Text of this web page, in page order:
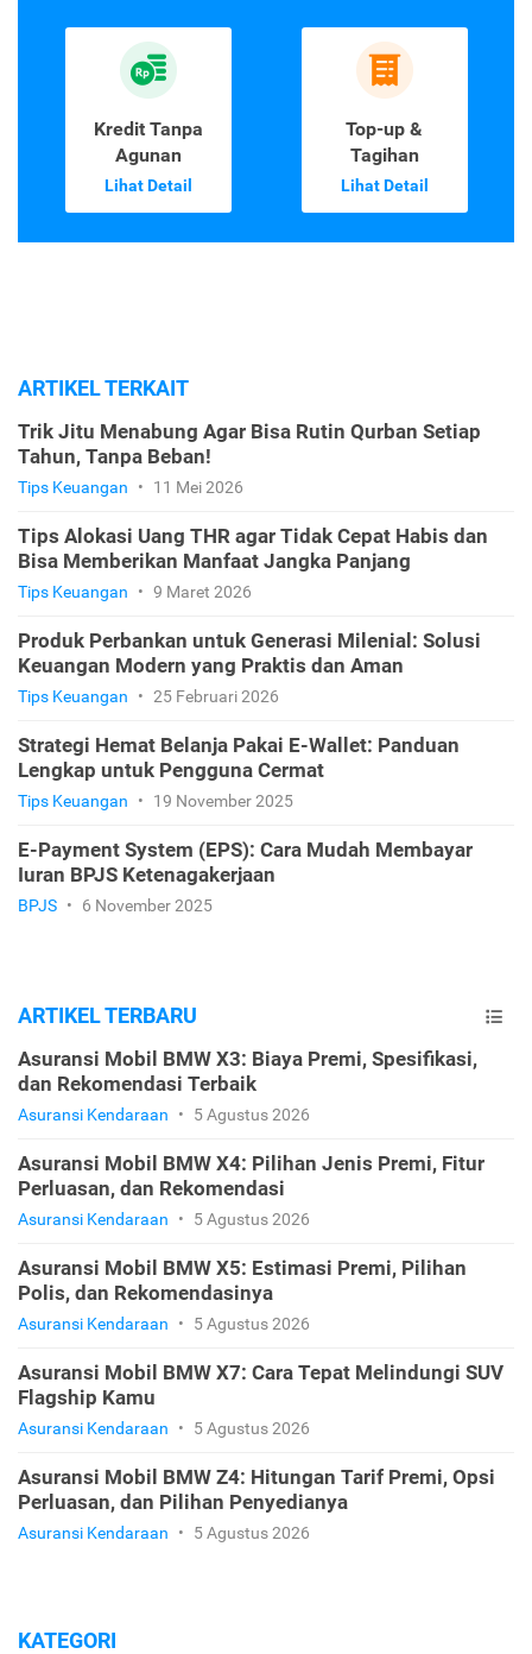
Kredit Tanpa
Agunan
Lihat Detail
Top-up &
Tagihan
Lihat Detail
ARTIKEL TERKAIT
Trik Jitu Menabung Agar Bisa Rutin Qurban Setiap
Tahun, Tanpa Beban!
Tips Keuangan • 11 Mei 2026
Tips Alokasi Uang THR agar Tidak Cepat Habis dan
Bisa Memberikan Manfaat Jangka Panjang
Tips Keuangan • 9 Maret 2026
Produk Perbankan untuk Generasi Milenial: Solusi
Keuangan Modern yang Praktis dan Aman
Tips Keuangan • 25 Februari 2026
Strategi Hemat Belanja Pakai E-Wallet: Panduan
Lengkap untuk Pengguna Cermat
Tips Keuangan • 19 November 2025
E-Payment System (EPS): Cara Mudah Membayar
Iuran BPJS Ketenagakerjaan
BPJS • 6 November 2025
ARTIKEL TERBARU
Asuransi Mobil BMW X3: Biaya Premi, Spesifikasi,
dan Rekomendasi Terbaik
Asuransi Kendaraan • 5 Agustus 2026
Asuransi Mobil BMW X4: Pilihan Jenis Premi, Fitur
Perluasan, dan Rekomendasi
Asuransi Kendaraan • 5 Agustus 2026
Asuransi Mobil BMW X5: Estimasi Premi, Pilihan
Polis, dan Rekomendasinya
Asuransi Kendaraan • 5 Agustus 2026
Asuransi Mobil BMW X7: Cara Tepat Melindungi SUV
Flagship Kamu
Asuransi Kendaraan • 5 Agustus 2026
Asuransi Mobil BMW Z4: Hitungan Tarif Premi, Opsi
Perluasan, dan Pilihan Penyedianya
Asuransi Kendaraan • 5 Agustus 2026
KATEGORI